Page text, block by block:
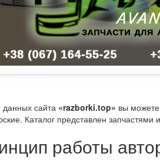
данных сайта «razborki.top» вы
Каталог представлен
работы